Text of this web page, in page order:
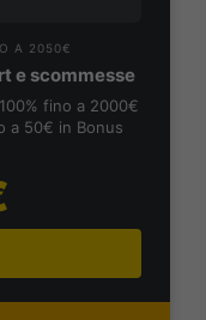
A 2050€
e scommesse
fino a 2000€
a 50€ in Bonus